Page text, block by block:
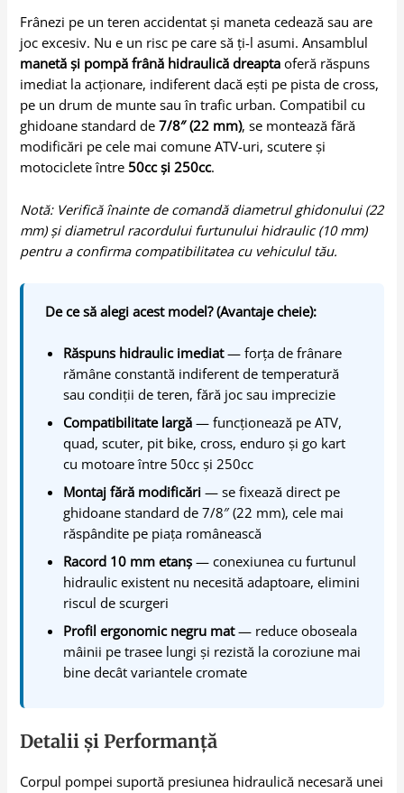
Frânezi pe un teren accidentat și maneta cedează sau are
joc excesiv. Nu e un risc pe care să ți-l asumi. Ansamblul
manetă și pompă frână hidraulică dreapta oferă răspuns
imediat la acționare, indiferent dacă ești pe pista de cross,
pe un drum de munte sau în trafic urban. Compatibil cu
ghidoane standard de7/8″ (22 mm), se montează fără
modificări pe cele mai comune ATV-uri, scutere și
motociclete între 50cc și 250cc.
Notă: Verifică înainte de comandă diametrul ghidonului (22
mm) și diametrul racordului furtunului hidraulic (10 mm)
pentru a confirma compatibilitatea cu vehiculul tău.
De ce să alegi acest model? (Avantaje cheie):
Răspuns hidraulic imediat— forța de frânare
rămâne constantă indiferent de temperatură
sau condiții de teren, fără joc sau imprecizie
Compatibilitate largă — funcționează pe ATV,
quad, scuter, pit bike, cross, enduro și go kart
cu motoare între 50cc și 250cc
Montaj fără modificări — se fixează direct pe
ghidoane standard de 7/8″ (22 mm), cele mai
răspândite pe piața românească
Racord 10 mm etanș — conexiunea cu furtunul
hidraulic existent nu necesită adaptoare, elimini
riscul de scurgeri
Profil ergonomic negru mat— reduce oboseala
mâinii pe trasee lungi și rezistă la coroziune mai
bine decât variantele cromate
Detalii și Performanță
Corpul pompei suportă presiunea hidraulică necesară unei